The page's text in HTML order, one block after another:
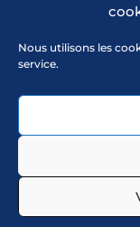
Nous utilisons les
service.
SUIVEZ-